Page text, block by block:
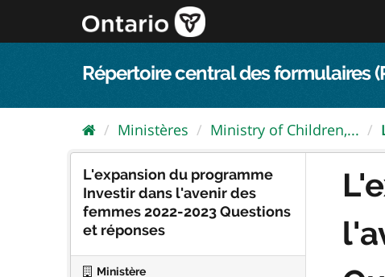
au
Répertoire central des formulaires
Ministères Ministry of Children,...
L'expansion du programme
Investir dans l'avenir des
femmes 2022-2023 Questions
et réponses
Ministère